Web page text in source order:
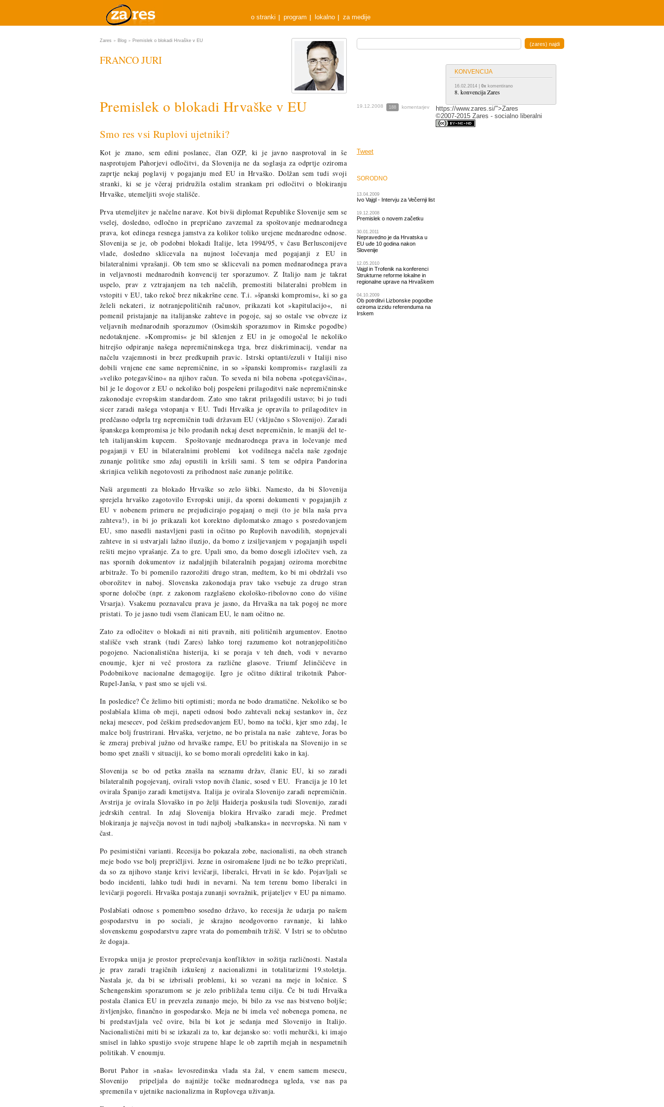
o stranki program lokalno za medije
Zares > Blog > Premislek o blokadi Hrvaške v EU
FRANCO JURI
Premislek o blokadi Hrvaške v EU
Smo res vsi Ruplovi ujetniki?
Kot je znano, sem edini poslanec, član OZP, ki je javno nasprotoval in še
nasprotujem Pahorjevi odločitvi, da Slovenija ne da soglasja za odprtje oziroma
zaprtje nekaj poglavij v pogajanju med EU in Hrvaško. Dolžan sem tudi svoji
stranki, ki se je včeraj pridružila ostalim strankam pri odločitvi o blokiranju
Hrvaške, utemeljiti svoje stališče.
Prva utemeljitev je načelne narave. Kot bivši diplomat Republike Slovenije sem se
vselej, dosledno, odločno in prepričano zavzemal za spoštovanje mednarodnega
prava, kot edinega resnega jamstva za kolikor toliko urejene mednarodne odnose.
Slovenija se je, ob podobni blokadi Italije, leta 1994/95, v času Berlusconijeve
vlade, dosledno sklicevala na nujnost ločevanja med pogajanji z EU in
bilateralnimi vprašanji. Ob tem smo se sklicevali na pomen mednarodnega prava
in veljavnosti mednarodnih konvencij ter sporazumov. Z Italijo nam je takrat
uspelo, prav z vztrajanjem na teh načelih, premostiti bilateralni problem in
vstopiti v EU, tako rekoč brez nikakršne cene. T.i. »španski kompromis«, ki so ga
želeli nekateri, iz notranjepolitičnih računov, prikazati kot »kapitulacijo«, ni
pomenil pristajanje na italijanske zahteve in pogoje, saj so ostale vse obveze iz
veljavnih mednarodnih sporazumov (Osimskih sporazumov in Rimske pogodbe)
nedotaknjene. »Kompromis« je bil sklenjen z EU in je omogočal le nekoliko
hitrejšo odpiranje našega nepremičninskega trga, brez diskriminacij, vendar na
načelu vzajemnosti in brez predkupnih pravic. Istrski optanti/ezuli v Italiji niso
dobili vrnjene ene same nepremičnine, in so »španski kompromis« razglasili za
»veliko potegavščino« na njihov račun. To seveda ni bila nobena »potegavščina«,
bil je le dogovor z EU o nekoliko bolj pospešeni prilagoditvi naše nepremičninske
zakonodaje evropskim standardom. Zato smo takrat prilagodili ustavo; bi jo tudi
sicer zaradi našega vstopanja v EU. Tudi Hrvaška je opravila to prilagoditev in
predčasno odprla trg nepremičnin tudi državam EU (vključno s Slovenijo). Zaradi
španskega kompromisa je bilo prodanih nekaj deset nepremičnin, le manjši del te-
teh italijanskim kupcem. Spoštovanje mednarodnega prava in ločevanje med
pogajanji v EU in bilateralnimi problemi kot vodilnega načela naše zgodnje
zunanje politike smo zdaj opustili in kršili sami. S tem se odpira Pandorina
skrinjica velikih negotovosti za prihodnost naše zunanje politike.
Naši argumenti za blokado Hrvaške so zelo šibki. Namesto, da bi Slovenija
sprejela hrvaško zagotovilo Evropski uniji, da sporni dokumenti v pogajanjih z
EU v nobenem primeru ne prejudicirajo pogajanj o meji (to je bila naša prva
zahteva!), in bi jo prikazali kot korektno diplomatsko zmago s posredovanjem
EU, smo nasedli nastavljeni pasti in očitno po Ruplovih navodilih, stopnjevali
zahteve in si ustvarjali lažno iluzijo, da bomo z izsiljevanjem v pogajanjih uspeli
rešiti mejno vprašanje. Za to gre. Upali smo, da bomo dosegli izločitev vseh, za
nas spornih dokumentov iz nadaljnjih bilateralnih pogajanj oziroma morebitne
arbitraže. To bi pomenilo razorožiti drugo stran, medtem, ko bi mi obdržali vso
oborožitev in naboj. Slovenska zakonodaja prav tako vsebuje za drugo stran
sporne določbe (npr. z zakonom razglašeno ekološko-ribolovno cono do višine
Vrsarja). Vsakemu poznavalcu prava je jasno, da Hrvaška na tak pogoj ne more
pristati. To je jasno tudi vsem članicam EU, le nam očitno ne.
Zato za odločitev o blokadi ni niti pravnih, niti političnih argumentov. Enotno
stališče vseh strank (tudi Zares) lahko torej razumemo kot notranjepolitično
pogojeno. Nacionalistična histerija, ki se poraja v teh dneh, vodi v nevarno
enoumje, kjer ni več prostora za različne glasove. Triumf Jelinčičeve in
Podobnikove nacionalne demagogije. Igro je očitno diktiral trikotnik Pahor-
Rupel-Janša, v past smo se ujeli vsi.
In posledice? Če želimo biti optimisti; morda ne bodo dramatične. Nekoliko se bo
poslabšala klima ob meji, napeti odnosi bodo zahtevali nekaj sestankov in, čez
nekaj mesecev, pod češkim predsedovanjem EU, bomo na točki, kjer smo zdaj, le
malce bolj frustrirani. Hrvaška, verjetno, ne bo pristala na naše zahteve, Joras bo
še zmeraj prebival južno od hrvaške rampe, EU bo pritiskala na Slovenijo in se
bomo spet znašli v situaciji, ko se bomo morali opredeliti kako in kaj.
Slovenija se bo od petka znašla na seznamu držav, članic EU, ki so zaradi
bilateralnih pogojevanj, ovirali vstop novih članic, sosed v EU. Francija je 10 let
ovirala Španijo zaradi kmetijstva. Italija je ovirala Slovenijo zaradi nepremičnin.
Avstrija je ovirala Slovaško in po želji Haiderja poskusila tudi Slovenijo, zaradi
jedrskih central. In zdaj Slovenija blokira Hrvaško zaradi meje. Predmet
blokiranja je največja novost in tudi najbolj »balkanska« in neevropska. Ni nam v
čast.
Po pesimistični varianti. Recesija bo pokazala zobe, nacionalisti, na obeh straneh
meje bodo vse bolj prepričljivi. Jezne in osiromašene ljudi ne bo težko prepričati,
da so za njihovo stanje krivi levičarji, liberalci, Hrvati in še kdo. Pojavljali se
bodo incidenti, lahko tudi hudi in nevarni. Na tem terenu bomo liberalci in
levičarji pogoreli. Hrvaška postaja zunanji sovražnik, prijateljev v EU pa nimamo.
Poslabšati odnose s pomembno sosedno državo, ko recesija že udarja po našem
gospodarstvu in po sociali, je skrajno neodgovorno ravnanje, ki lahko
slovenskemu gospodarstvu zapre vrata do pomembnih tržišč. V Istri se to občutno
že dogaja.
Evropska unija je prostor preprečevanja konfliktov in sožitja različnosti. Nastala
je prav zaradi tragičnih izkušenj z nacionalizmi in totalitarizmi 19.stoletja.
Nastala je, da bi se izbrisali problemi, ki so vezani na meje in ločnice. S
Schengenskim sporazumom se je zelo približala temu cilju. Če bi tudi Hrvaška
postala članica EU in prevzela zunanjo mejo, bi bilo za vse nas bistveno boljše;
življenjsko, finančno in gospodarsko. Meja ne bi imela več nobenega pomena, ne
bi predstavljala več ovire, bila bi kot je sedanja med Slovenijo in Italijo.
Nacionalistični miti bi se izkazali za to, kar dejansko so: votli mehurčki, ki imajo
smisel in lahko spustijo svoje strupene hlape le ob zaprtih mejah in nespametnih
politikah. V enoumju.
Borut Pahor in »naša« levosredinska vlada sta žal, v enem samem mesecu,
Slovenijo pripeljala do najnižje točke mednarodnega ugleda, vse nas pa
spremenila v ujetnike nacionalizma in Ruplovega uživanja.
188 komentarjev
19.12.2008
Tweet
SORODNO
13.04.2009
Ivo Vajgl - Intervju za Večernji list
19.12.2008
Premislek o novem začetku
30.01.2011
Nepravedno je da Hrvatska u
EU uđe 10 godina nakon
Slovenije
12.05.2010
Vajgl in Trofenik na konferenci
Strukturne reforme lokalne in
regionalne uprave na Hrvaškem
04.10.2009
Ob potrditvi Lizbonske pogodbe
oziroma izzidu referenduma na
Irskem
KONVENCIJA
16.02.2014 0x komentirano
8. konvencija Zares
https://www.zares.si/">Zares
©2007-2015 Zares - socialno liberalni